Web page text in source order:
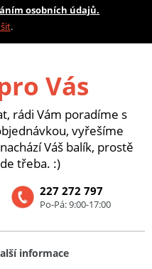
osobních údajů.
.
Vás
rádi Vám poradíme s
vyřešíme
Váš balík, prostě
třeba. :)
227 272 797
Po-Pá: 9:00-17:00
informace